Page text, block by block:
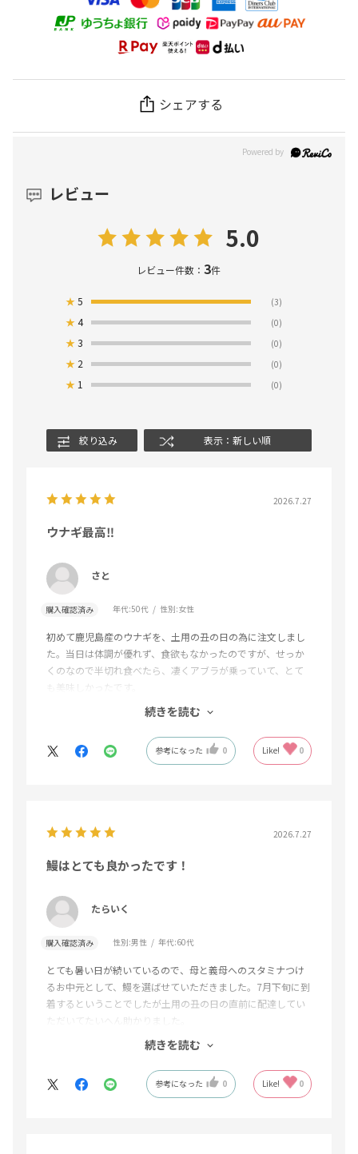
シェアする
レビュー
5.0
レビュー件数：3件
★5 (3)
★4 (0)
★3 (0)
★ 2 (0)
★ 1 (0)
絞り込み 表示：新しい順
2026.7.27
ウナギ最高‼️
さと
購入確認済み 年代:50代 性別:女性
初めて鹿児島産のウナギを、土用の丑の日の為に注文しまし
た。当日は体調が優れず、食欲もなかったのですが、せっか
くのなので半切れ食べたら、凄くアブラが乗っていて、とて
も美味しかったです。
そのまま、あと半切れもぺろりと食べてしまいました。色ん
なウナギを食べてきましたが、1番と言っても過言ではないと
思います。良い商品を購入できて良かったと思います。
続きを読む
参考になった 0 Like! 0
2026.7.27
鰻はとても良かったです！
たらいく
購入確認済み 性別:男性 年代:60代
とても暑い日が続いているので、母と義母へのスタミナつけ
るお中元として、鰻を選ばせていただきました。7月下旬に到
着するということでしたが土用の丑の日の直前に配達してい
ただいてたいへん助かりました。
母も義母も、肉厚で柔らかくてとても美味しいと大変喜んで
来年も同じ物を送りたいと思います。
ありがとうございました。
続きを読む
参考になった 0 Like! 0